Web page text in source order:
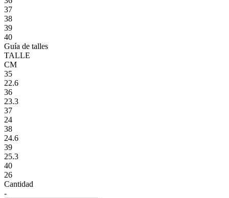
37
38
39
40
Guía de talles
TALLE
CM
35
22.6
36
23.3
37
24
38
24.6
39
25.3
40
26
Cantidad
-